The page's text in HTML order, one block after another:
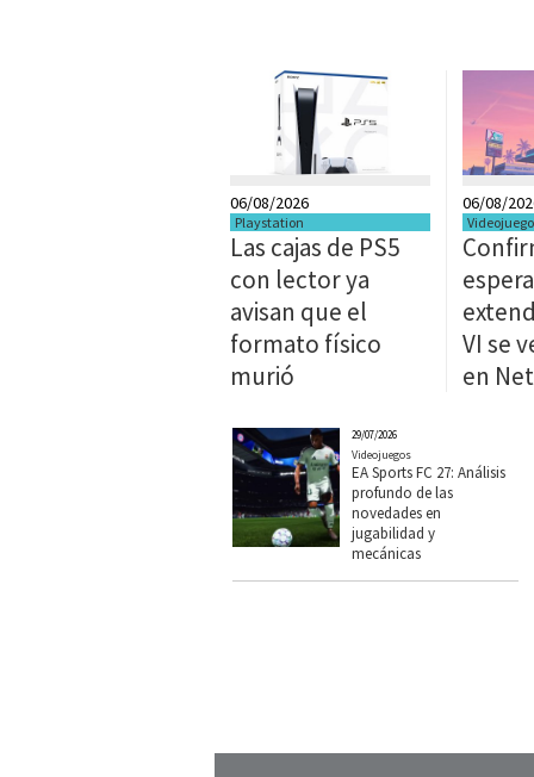
06/08/2026
Playstation
Las cajas de PS5
con lector ya
avisan que el
formato físico
murió
06/08/
VI se
en
29/07/2026
Videojuegos
EA Sports FC 27: Análisis
profundo de las
novedades en
jugabilidad y
mecánicas